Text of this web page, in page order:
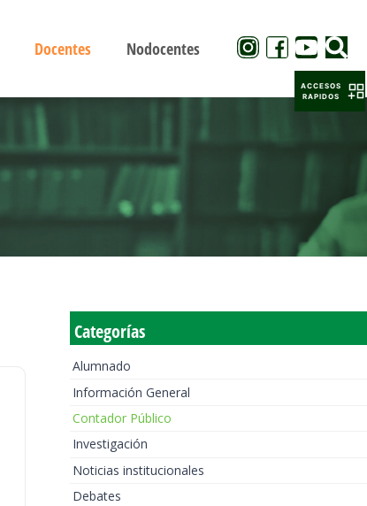
Docentes Nodocentes
Categorías
Alumnado
Información General
Contador Público
Investigación
Noticias institucionales
Debates
ACCESOS
RAPIDOS